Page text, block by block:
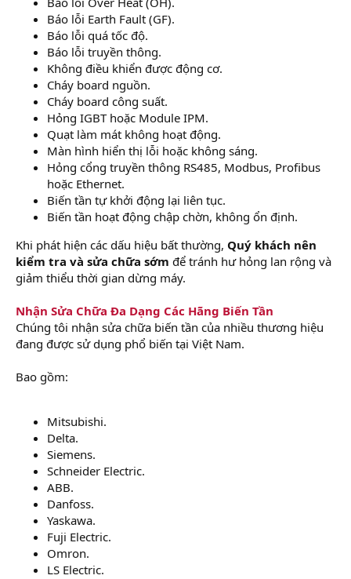
Báo lỗi Earth Fault (GF).
Báo lỗi quá tốc độ.
Báo lỗi truyền thông.
Không điều khiển được động cơ.
Cháy board nguồn.
Cháy board công suất.
Hỏng IGBT hoặc Module IPM.
Quạt làm mát không hoạt động.
Màn hình hiển thị lỗi hoặc không sáng.
Hỏng cổng truyền thông RS485, Modbus, Profibus
hoặc Ethernet.
Biến tần tự khởi động lại liên tục.
Biến tần hoạt động chập chờn, không ổn định.
Khi phát hiện các dấu hiệu bất thường, Quý khách nên
kiểm tra và sửa chữa sớm để tránh hư hỏng lan rộng và
giảm thiểu thời gian dừng máy.
Nhận Sửa Chữa Đa Dạng Các Hãng Biến Tần
Chúng tôi nhận sửa chữa biến tần của nhiều thương hiệu
đang được sử dụng phổ biến tại Việt Nam.
Bao gồm:
Mitsubishi.
Delta.
Siemens.
Schneider Electric.
ABB.
Danfoss.
Yaskawa.
Fuji Electric.
Omron.
LS Electric.